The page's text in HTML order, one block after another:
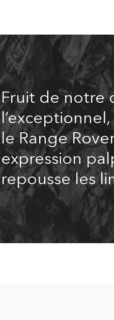
Fruit de notre
l’exceptionnel,
le Range
expression
repousse les